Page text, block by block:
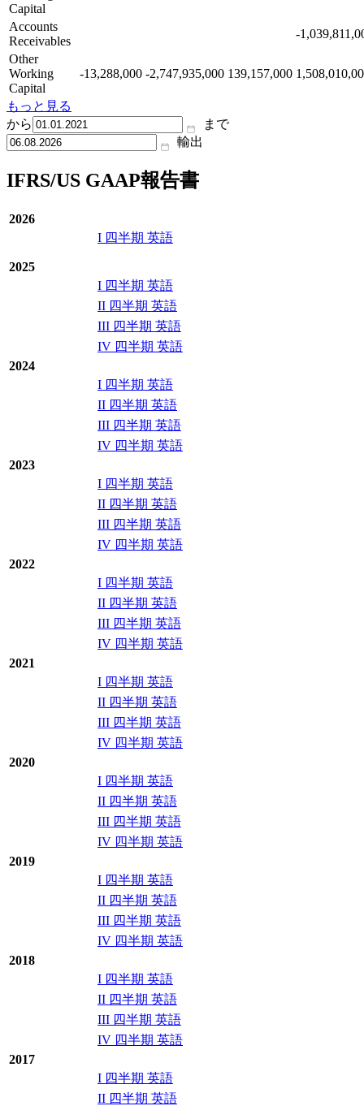
Capital
Accounts
Receivables
-
Other
Working
Capital
-13,288,000 -2,747,935,000 139,157,000
もっと見る
から
まで
輸出
IFRS/US GAAP報告書
2026
I 四半期 英語
2025
I 四半期 英語
II 四半期 英語
III 四半期 英語
IV 四半期 英語
2024
I 四半期 英語
II 四半期 英語
III 四半期 英語
IV 四半期 英語
2023
I 四半期 英語
II 四半期 英語
III 四半期 英語
IV 四半期 英語
2022
I 四半期 英語
II 四半期 英語
III 四半期 英語
IV 四半期 英語
2021
I 四半期 英語
II 四半期 英語
III 四半期 英語
IV 四半期 英語
2020
I 四半期 英語
II 四半期 英語
III 四半期 英語
IV 四半期 英語
2019
I 四半期 英語
II 四半期 英語
III 四半期 英語
IV 四半期 英語
2018
I 四半期 英語
II 四半期 英語
III 四半期 英語
IV 四半期 英語
2017
I 四半期 英語
II 四半期 英語